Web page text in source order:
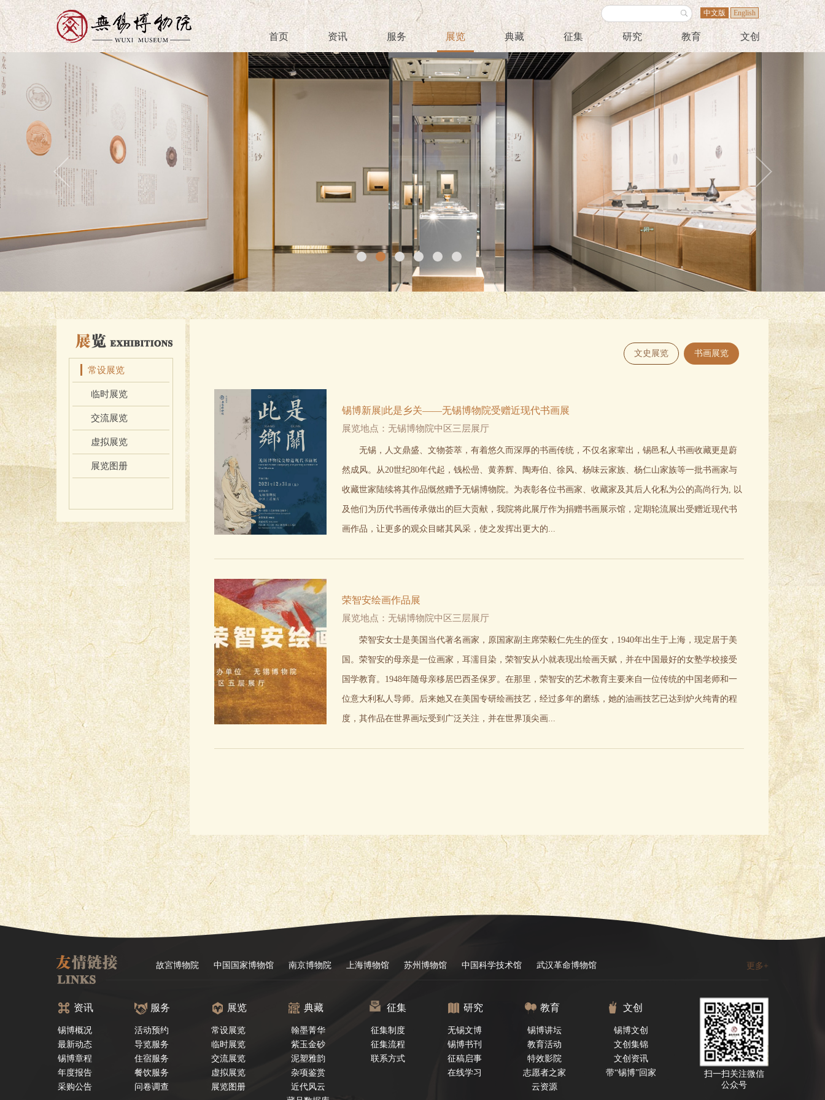
首页 资讯 服务 展览 典藏 征集 研究 教育 文创
中文版 English
常设展览
临时展览
交流展览
虚拟展览
展览图册
文史展览 书画展览
锡博新展|此是乡关——无锡博物院受赠近现代书画展
展览地点：无锡博物院中区三层展厅
无锡，人文鼎盛、文物荟萃，有着悠久而深厚的书画传统，不仅名家辈出，锡邑私人书画收藏更是蔚
然成风。从20世纪80年代起，钱松喦、黄养辉、陶寿伯、徐风、杨味云家族、杨仁山家族等一批书画家与
收藏世家陆续将其作品慨然赠予无锡博物院。为表彰各位书画家、收藏家及其后人化私为公的高尚行为, 以
及他们为历代书画传承做出的巨大贡献，我院将此展厅作为捐赠书画展示馆，定期轮流展出受赠近现代书
画作品，让更多的观众目睹其风采，使之发挥出更大的...
荣智安绘画作品展
展览地点：无锡博物院中区三层展厅
荣智安女士是美国当代著名画家，原国家副主席荣毅仁先生的侄女，1940年出生于上海，现定居于美
国。荣智安的母亲是一位画家，耳濡目染，荣智安从小就表现出绘画天赋，并在中国最好的女塾学校接受
国学教育。1948年随母亲移居巴西圣保罗。在那里，荣智安的艺术教育主要来自一位传统的中国老师和一
位意大利私人导师。后来她又在美国专研绘画技艺，经过多年的磨练，她的油画技艺已达到炉火纯青的程
度，其作品在世界画坛受到广泛关注，并在世界顶尖画...
更多+
故宮博物院 中国国家博物馆 南京博物院 上海博物馆 苏州博物馆 中国科学技术馆 武汉革命博物馆
资讯
锡博概况
最新动态
锡博章程
年度报告
采购公告
服务
活动预约
导览服务
住宿服务
餐饮服务
问卷调查
展览
常设展览
临时展览
交流展览
虚拟展览
展览图册
典藏
翰墨菁华
紫玉金砂
泥塑雅韵
杂项鉴赏
近代风云
征集
征集制度
征集流程
联系方式
研究
无锡文博
锡博书刊
征稿启事
在线学习
教育
锡博讲坛
教育活动
特效影院
志愿者之家
云资源
文创
锡博文创
文创集锦
文创资讯
带“锡博”回家
扫一扫关注微信
公众号